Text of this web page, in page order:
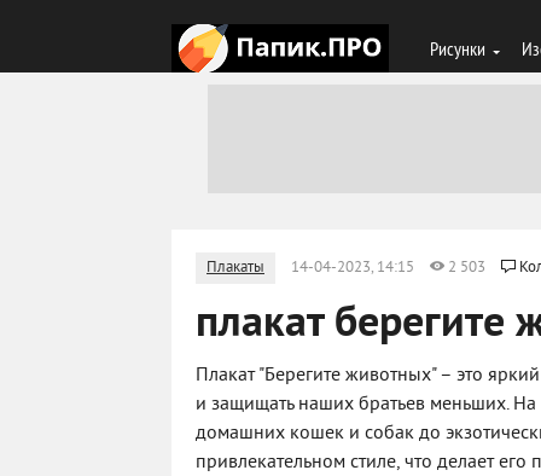
Рисунки
Плакаты 14-04-2023, 14:15 2 503
плакат берегите
Плакат "Берегите животных" – это
и защищать наших братьев меньших.
домашних кошек и собак до
привлекательном стиле, что делает